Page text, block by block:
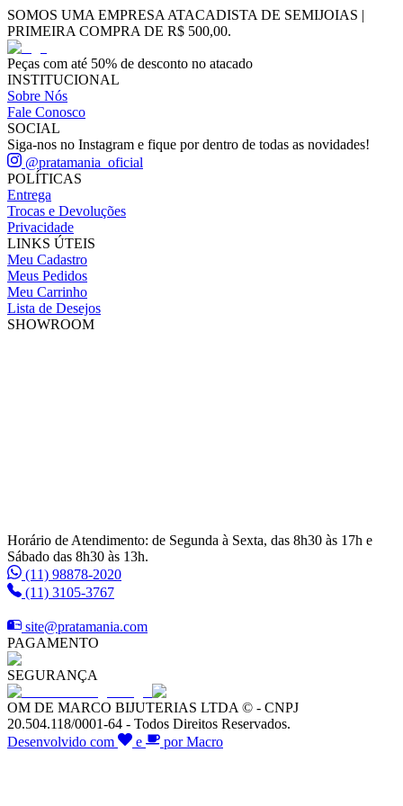
SOMOS UMA EMPRESA ATACADISTA DE SEMIJOIAS |
PRIMEIRA COMPRA DE R$ 500,00.
Peças com até 50% de desconto no atacado
INSTITUCIONAL
Sobre Nós
Fale Conosco
SOCIAL
Siga-nos no Instagram e fique por dentro de todas as novidades!
@pratamania_oficial
POLÍTICAS
Entrega
Trocas e Devoluções
Privacidade
LINKS ÚTEIS
Meu Cadastro
Meus Pedidos
Meu Carrinho
Lista de Desejos
SHOWROOM
Horário de Atendimento: de Segunda à Sexta, das 8h30 às 17h e
Sábado das 8h30 às 13h.
(11) 98878-2020
(11) 3105-3767
site@pratamania.com
PAGAMENTO
SEGURANÇA
OM DE MARCO BIJUTERIAS LTDA © - CNPJ
20.504.118/0001-64 - Todos Direitos Reservados.
Desenvolvido com
e por Macro